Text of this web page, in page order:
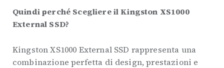
Quindi perché Scegliere il Kingston XS1000
External SSD?
Kingston XS1000 External SSD rappresenta una
combinazione perfetta di design, prestazioni e